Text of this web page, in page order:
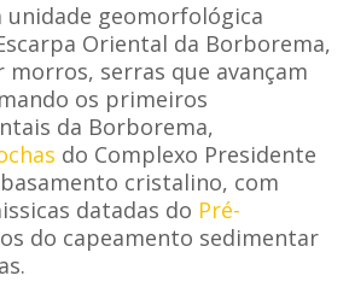
unidade geomorfológica
Oriental da Borborema,
serras que avançam
os primeiros
da Borborema,
do Complexo Presidente
cristalino, com
datadas do Pré-
do capeamento sedimentar